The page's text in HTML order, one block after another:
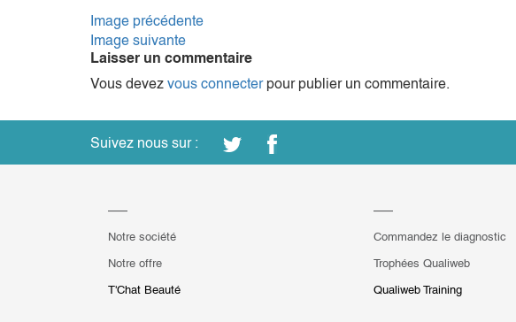
Image précédente
Image suivante
Laisser un commentaire
Vous devez vous connecterpour publier un commentaire.
Suivez nous sur :
Notre société
Notre offre
T'Chat Beauté
Commandez le diagnostic
Trophées Qualiweb
Qualiweb Training